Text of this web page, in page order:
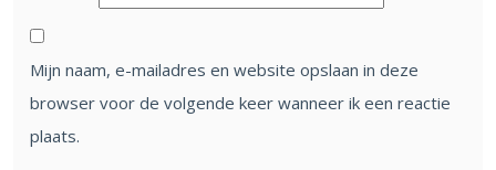
Mijn naam, e-mailadres en website opslaan in deze
browser voor de volgende keer wanneer ik een reactie
plaats.